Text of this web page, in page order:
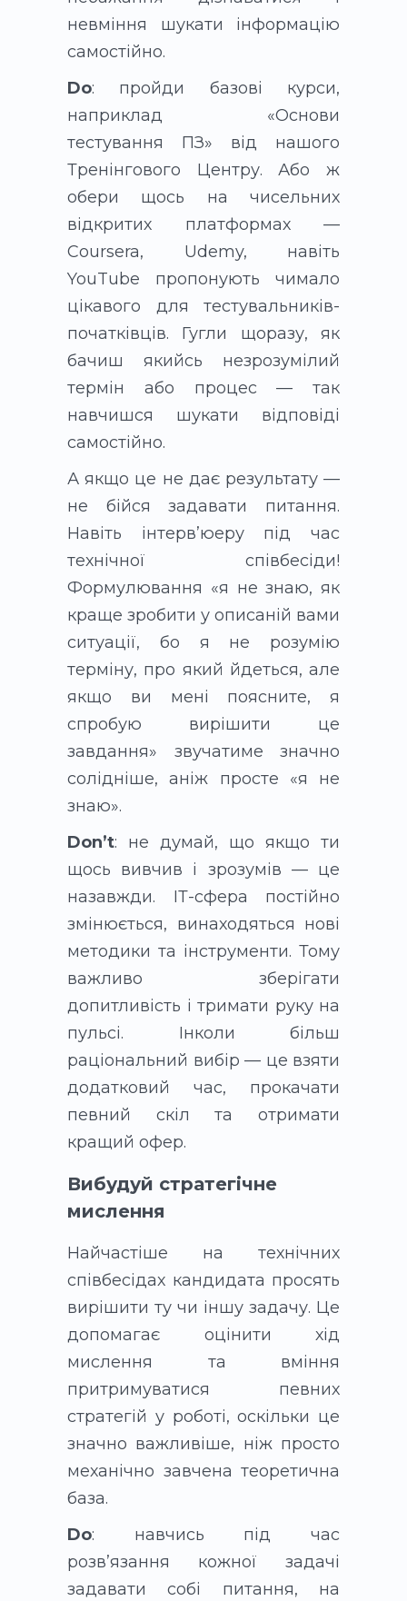
невміння шукати інформацію
самостійно.
Do: пройди базові курси,
наприклад «Основи
тестування ПЗ» від нашого
Тренінгового Центру. Або ж
обери щось на чисельних
відкритих платформах —
Coursera, Udemy, навіть
YouTube пропонують чимало
цікавого для тестувальників-
початківців. Гугли щоразу, як
бачиш якийсь незрозумілий
термін або процес — так
навчишся шукати відповіді
самостійно.
А якщо це не дає результату —
не бійся задавати питання.
Навіть інтервʼюеру під час
технічної співбесіди!
Формулювання «я не знаю, як
краще зробити у описаній вами
ситуації, бо я не розумію
терміну, про який йдеться, але
якщо ви мені поясните, я
спробую вирішити це
завдання» звучатиме значно
солідніше, аніж просте «я не
знаю».
Don’t: не думай, що якщо ти
щось вивчив і зрозумів — це
назавжди. ІТ-сфера постійно
змінюється, винаходяться нові
методики та інструменти. Тому
важливо зберігати
допитливість і тримати руку на
пульсі. Інколи більш
раціональний вибір — це взяти
додатковий час, прокачати
певний скіл та отримати
кращий офер.
Вибудуй стратегічне
мислення
Найчастіше на технічних
співбесідах кандидата просять
вирішити ту чи іншу задачу. Це
допомагає оцінити хід
мислення та вміння
притримуватися певних
стратегій у роботі, оскільки це
значно важливіше, ніж просто
механічно завчена теоретична
база.
Do: навчись під час
розвʼязання кожної задачі
задавати собі питання, на